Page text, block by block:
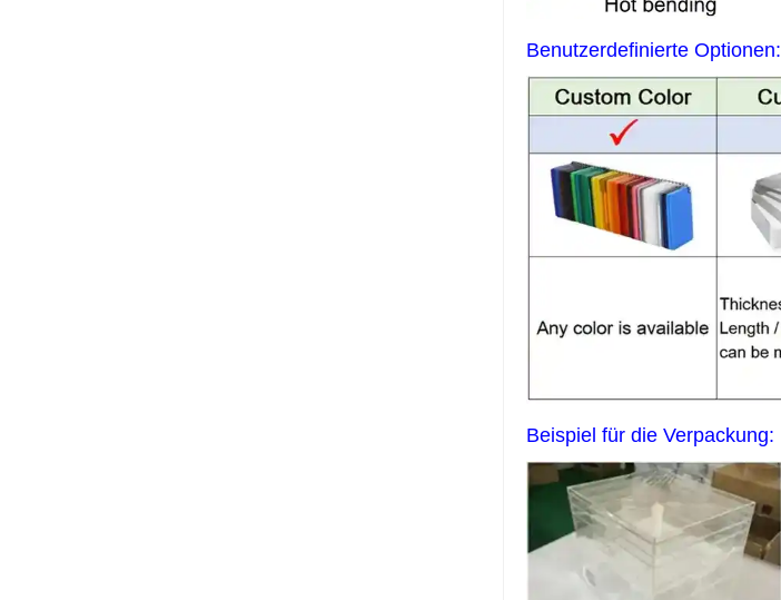
Benutzerdefinierte Optionen:
Beispiel für die Verpackung: